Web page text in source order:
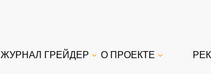
ЖУРНАЛ ГРЕЙДЕР О ПРОЕКТЕ